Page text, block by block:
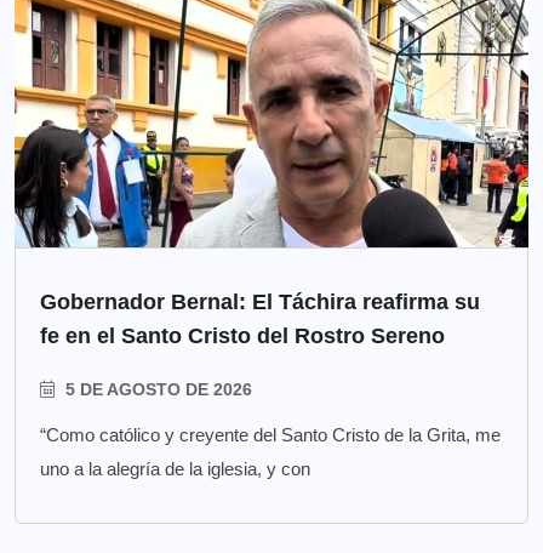
Gobernador Bernal: El Táchira reafirma su
fe en el Santo Cristo del Rostro Sereno
5 DE AGOSTO DE 2026
“Como católico y creyente del Santo Cristo de la Grita, me
uno a la alegría de la iglesia, y con